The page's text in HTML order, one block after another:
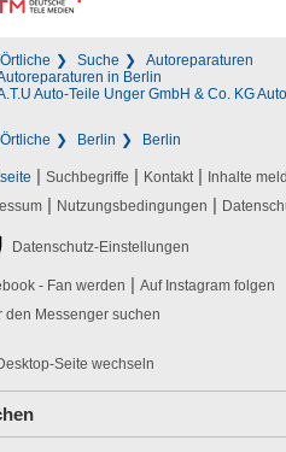
Suche
Autoreparaturen
in Berlin
Auto-Teile Unger GmbH & Co. KG
Berlin Berlin
| Suchbegriffe | Kontakt | Inhalte
| Nutzungsbedingungen |
Datenschutz-Einstellungen
- Fan werden | Auf Instagram folgen
den Messenger suchen
Seite wechseln